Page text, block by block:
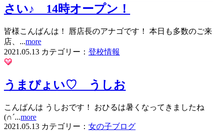
さい♪ 14時オープン！
皆様こんばんは！ 唇店長のアナゴです！ 本日も多数のご来
店、...more
2021.05.13 カテゴリー： 登校情報
うまぴょい♡ うしお
こんばんは うしおです！ おひるは暑くなってきましたね
(∩ˊ...more
2021.05.13 カテゴリー： 女の子ブログ